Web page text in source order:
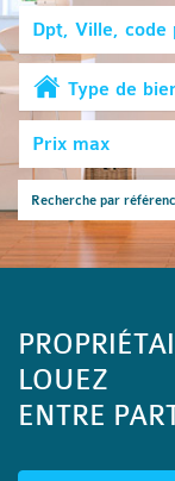
Type de
LOUEZ
ENTRE